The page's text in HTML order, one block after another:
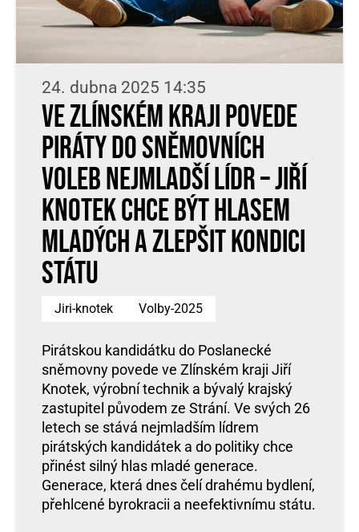
24. dubna 2025 14:35
Ve Zlínském kraji povede
Piráty do sněmovních
voleb nejmladší lídr – Jiří
Knotek chce být hlasem
mladých a zlepšit kondici
státu
Jiri-knotek Volby-2025
Pirátskou kandidátku do Poslanecké
sněmovny povede ve Zlínském kraji Jiří
Knotek, výrobní technik a bývalý krajský
zastupitel původem ze Strání. Ve svých 26
letech se stává nejmladším lídrem
pirátských kandidátek a do politiky chce
přinést silný hlas mladé generace.
Generace, která dnes čelí drahému bydlení,
přehlcené byrokracii a neefektivnímu státu.